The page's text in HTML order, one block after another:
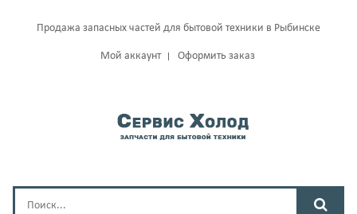
Продажа запасных частей для бытовой техники в Рыбинске
Мой аккаунт Оформить заказ